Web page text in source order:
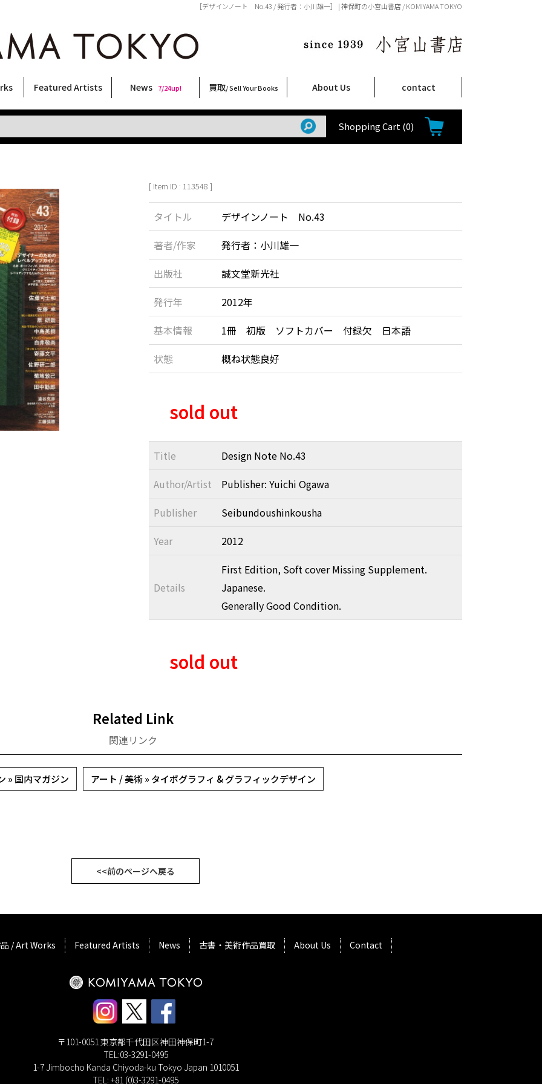
［デザインノート No.43 / 発行者：小川雄一］ | 神保町の小宮山書店 / KOMIYAMA TOKYO
ー
ト
LABEL
Featured Artists
稲嶺啓一(東風終)
村田言恵
丸岡和吾
Rico Casella
キム・ロートン
菅谷晋一
柴田亜美
内藤啓介
CHRIS
二本木里美
三島由紀夫
天野タケル
須藤昌人
佐伯俊男
内藤ルネ
大西洋介
春川ナミオ
三島剛
大類信
林月光
北島敬三
横尾忠則
森山大道
秋赤音
COOKIE
News 7/24up!
新着・おすすめ商品 9/7up!
フェア・イベント情報 7/24up!
お店からのお知らせ 6/1up!
買取/ Sell Your Books
買取ブログ
買取専用フォーム
古書 / 古本の買取
美術品の買取
出張買取について
宅配買取について
店頭買取について
よくある質問
About Us
店舗案内
Shop Infomation
ご注文について
How to Order
特定商取引法に関する表示
プライバシーポリシー
contact
Shopping Cart (0)
[ Item ID : 113548 ]
タイトル
デザインノート No.43
著者/作家
発行者：小川雄一
出版社
誠文堂新光社
発行年
2012年
基本情報
1冊 初版 ソフトカバー 付録欠 日本語
状態
概ね状態良好
sold out
Title
Design Note No.43
Author/Artist
Publisher: Yuichi Ogawa
Publisher
Seibundoushinkousha
Year
2012
Details
First Edition, Soft cover Missing Supplement.
Japanese.
Generally Good Condition.
sold out
Related Link
関連リンク
» 国内マガジン アート / 美術 » タイポグラフィ & グラフィックデザイン
<<前のページへ戻る
/ Art Works Featured Artists News 古書・美術作品買取 About Us Contact
〒101-0051 東京都千代田区神田神保町1-7
TEL:03-3291-0495
1-7 Jimbocho Kanda Chiyoda-ku Tokyo Japan 1010051
TEL: +81 (0)3-3291-0495